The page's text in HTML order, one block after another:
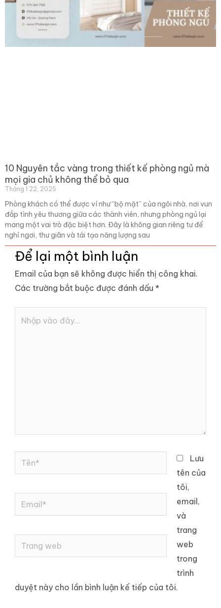
10 Nguyên tắc vàng trong thiết kế phòng ngủ mà
mọi gia chủ không thể bỏ qua
Tháng 1 22, 2025
Phòng khách có thể được ví như “bộ mặt” của ngôi nhà, nơi vun
đắp tình yêu thương giữa các thành viên, nhưng phòng ngủ lại
mang một vai trò đặc biệt hơn. Đây là không gian riêng tư để
nghỉ ngơi, thư giãn và tái tạo năng lượng sau
Để lại một bình luận
Email của bạn sẽ không được hiển thị công khai.
Các trường bắt buộc được đánh dấu *
Tên*
Email*
Trang
web
Lưu
tên của
tôi,
email,
và
trang
web
trong
trình
duyệt này cho lần bình luận kế tiếp của tôi.